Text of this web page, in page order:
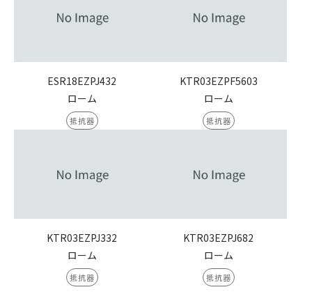
ESR18EZPJ432
ローム
抵抗器
KTR03EZPF5603
ローム
抵抗器
KTR03EZPJ332
ローム
抵抗器
KTR03EZPJ682
ローム
抵抗器